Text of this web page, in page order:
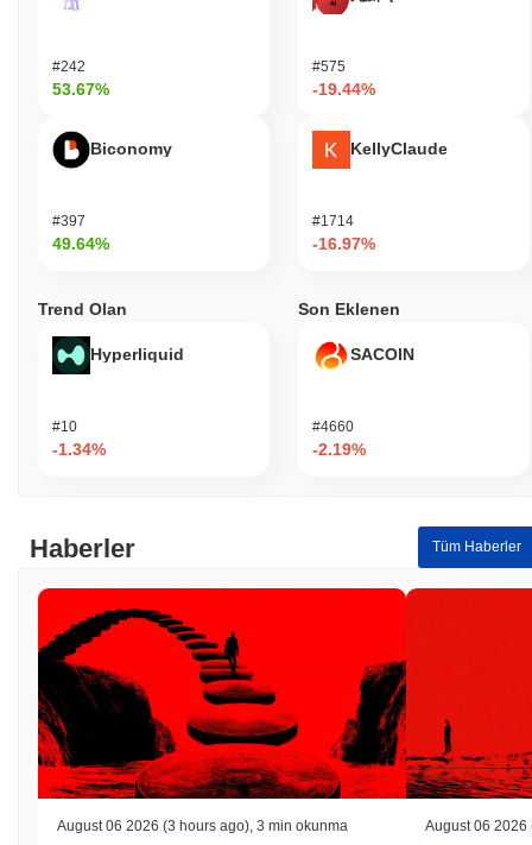
#242
53.67%
Biconomy
#397
49.64%
#575
-19.44%
KellyClaude
#1714
-16.97%
Trend Olan
Hyperliquid
#10
-1.34%
Son Eklenen
SACOIN
#4660
-2.19%
Haberler Tüm Haberler
August 06 2026 (3 hours ago) 3 min okunma August 06 2026